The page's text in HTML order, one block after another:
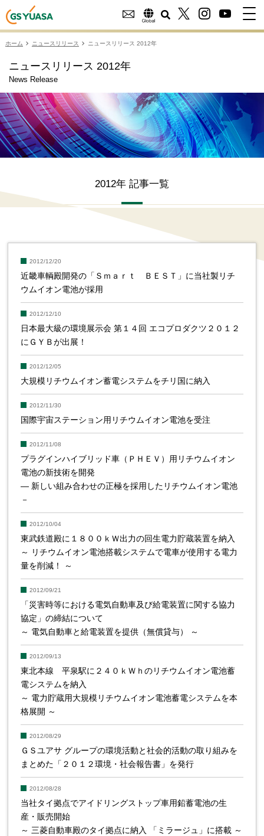
ホーム ニュースリリース ニュースリリース 2012年
ニュースリリース 2012年
News Release
2012年 記事一覧
2012/12/20
近畿車輌殿開発の「Ｓｍａｒｔ ＢＥＳＴ」に当社製リチ
ウムイオン電池が採用
2012/12/10
日本最大級の環境展示会 第１４回 エコプロダクツ２０１２
にＧＹＢが出展！
2012/12/05
大規模リチウムイオン蓄電システムをチリ国に納入
2012/11/30
国際宇宙ステーション用リチウムイオン電池を受注
2012/11/08
プラグインハイブリッド車（ＰＨＥＶ）用リチウムイオン
電池の新技術を開発
― 新しい組み合わせの正極を採用したリチウムイオン電池
－
2012/10/04
東武鉄道殿に１８００ｋＷ出力の回生電力貯蔵装置を納入
～ リチウムイオン電池搭載システムで電車が使用する電力
量を削減！ ～
2012/09/21
「災害時等における電気自動車及び給電装置に関する協力
協定」の締結について
～ 電気自動車と給電装置を提供（無償貸与） ～
2012/09/13
東北本線 平泉駅に２４０ｋＷｈのリチウムイオン電池蓄
電システムを納入
～ 電力貯蔵用大規模リチウムイオン電池蓄電システムを本
格展開 ～
2012/08/29
ＧＳユアサ グループの環境活動と社会的活動の取り組みを
まとめた「２０１２環境・社会報告書」を発行
2012/08/28
当社タイ拠点でアイドリングストップ車用鉛蓄電池の生
産・販売開始
～ 三菱自動車殿のタイ拠点に納入 「ミラージュ」に搭載 ～